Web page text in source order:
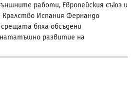
работи, Европейския съюз и
Испания Фернандо
бяха обсъдени
развитие на